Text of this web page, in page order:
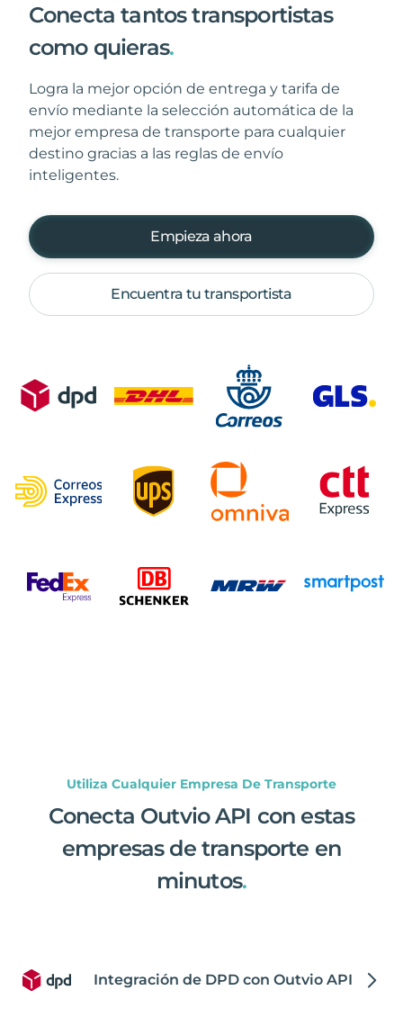
Conecta tantos transportistas
como quieras.
Logra la mejor opción de entrega y tarifa de
envío mediante la selección automática de la
mejor empresa de transporte para cualquier
destino gracias a las reglas de envío
inteligentes.
Empieza ahora
Encuentra tu transportista
Utiliza Cualquier Empresa De Transporte
Conecta Outvio API con estas
empresas de transporte en
minutos.
Integración de DPD con Outvio API